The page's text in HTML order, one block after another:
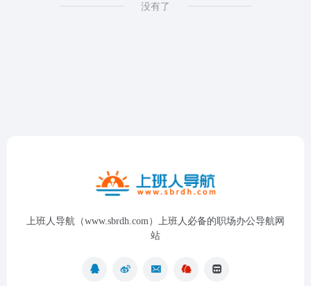
没有了
上班人导航（www.sbrdh.com）上班人必备的职场办公导航网
站